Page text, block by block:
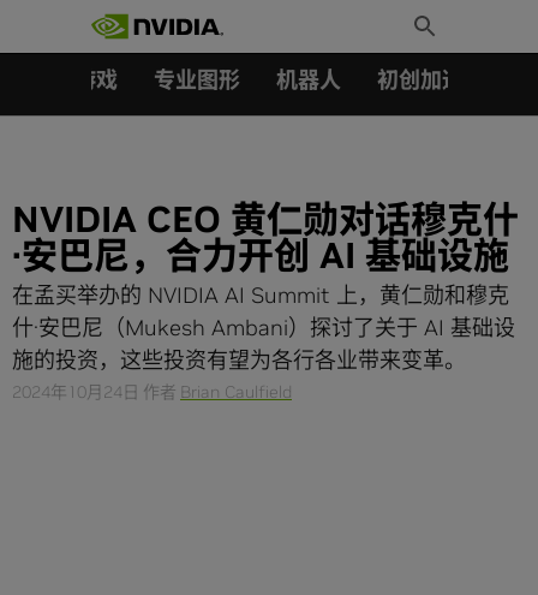
Toggle
Search
游戏 专业图形 机器人 初创加速会员成
NVIDIA CEO 黄仁勋对话穆克什
·安巴尼，合力开创 AI 基础设施
在孟买举办的 NVIDIA AI Summit 上，黄仁勋和穆克
什·安巴尼（Mukesh Ambani）探讨了关于 AI 基础设
施的投资，这些投资有望为各行各业带来变革。
2024年10月24日 作者 Brian Caulfield